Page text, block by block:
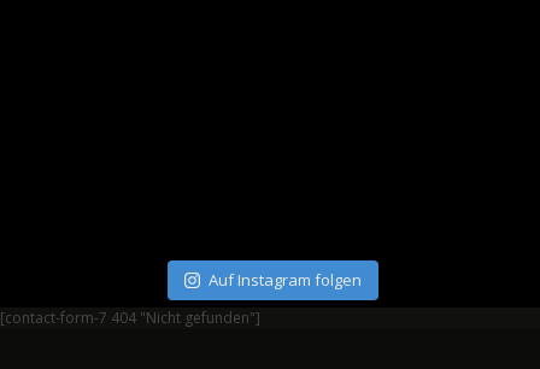
Auf Instagram folgen
[contact-form-7 404 "Nicht gefunden"]